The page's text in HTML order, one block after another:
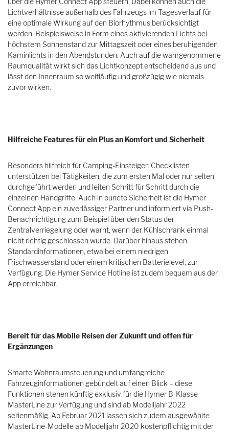
Lichtverhältnisse außerhalb des Fahrzeugs im Tagesverlauf für
eine optimale Wirkung auf den Biorhythmus berücksichtigt
werden: Beispielsweise in Form eines aktivierenden Lichts bei
höchstem Sonnenstand zur Mittagszeit oder eines beruhigenden
Kaminlichts in den Abendstunden. Auch auf die wahrgenommene
Raumqualität wirkt sich das Lichtkonzept entscheidend aus und
lässt den Innenraum so weitläufig und großzügig wie niemals
zuvor wirken.
Hilfreiche Features für ein Plus an Komfort und Sicherheit
Besonders hilfreich für Camping-Einsteiger: Checklisten
unterstützen bei Tätigkeiten, die zum ersten Mal oder nur selten
durchgeführt werden und leiten Schritt für Schritt durch die
einzelnen Handgriffe. Auch in puncto Sicherheit ist die Hymer
Connect App ein zuverlässiger Partner und informiert via Push-
Benachrichtigung zum Beispiel über den Status der
Zentralverriegelung oder warnt, wenn der Kühlschrank einmal
nicht richtig geschlossen wurde. Darüber hinaus stehen
Standardinformationen, etwa bei einem niedrigen
Frischwasserstand oder einem kritischen Batterielevel, zur
Verfügung. Die Hymer Service Hotline ist zudem bequem aus der
App erreichbar.
Bereit für das Mobile Reisen der Zukunft und offen für
Ergänzungen
Smarte Wohnraumsteuerung und umfangreiche
Fahrzeuginformationen gebündelt auf einen Blick – diese
Funktionen stehen künftig exklusiv für die Hymer B-Klasse
MasterLine zur Verfügung und sind ab Modelljahr 2022
serienmäßig. Ab Februar 2021 lassen sich zudem ausgewählte
MasterLine-Modelle ab Modelljahr 2020 kostenpflichtig mit der